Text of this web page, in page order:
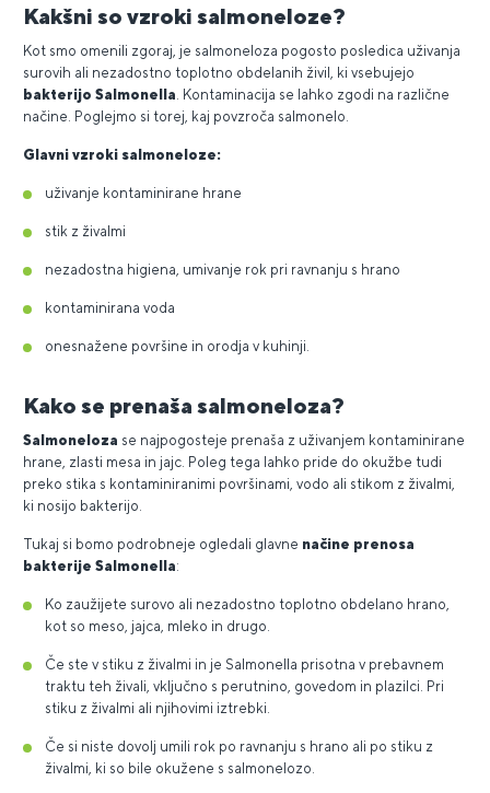
Kakšni so vzroki salmoneloze?
Kot smo omenili zgoraj, je salmoneloza pogosto posledica uživanja
surovih ali nezadostno toplotno obdelanih živil, ki vsebujejo
bakterijo Salmonella . Kontaminacija se lahko zgodi na različne
načine. Poglejmo si torej, kaj povzroča salmonelo.
Glavni vzroki salmoneloze:
uživanje kontaminirane hrane
stik z živalmi
nezadostna higiena, umivanje rok pri ravnanju s hrano
kontaminirana voda
onesnažene površine in orodja v kuhinji.
Kako se prenaša salmoneloza?
Salmoneloza se najpogosteje prenaša z uživanjem kontaminirane
hrane, zlasti mesa in jajc. Poleg tega lahko pride do okužbe tudi
preko stika s kontaminiranimi površinami, vodo ali stikom z živalmi,
ki nosijo bakterijo.
Tukaj si bomo podrobneje ogledali glavne načine prenosa
bakterije Salmonella:
Ko zaužijete surovo ali nezadostno toplotno obdelano hrano,
kot so meso, jajca, mleko in drugo.
Če ste v stiku z živalmi in je Salmonella prisotna v prebavnem
traktu teh živali, vključno s perutnino, govedom in plazilci. Pri
stiku z živalmi ali njihovimi iztrebki.
Če si niste dovolj umili rok po ravnanju s hrano ali po stiku z
živalmi, ki so bile okužene s salmonelozo.